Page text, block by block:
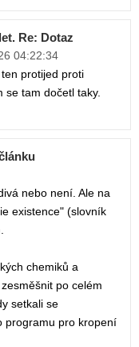
Re: Dotaz
04:22:34
protijed proti
se tam dočetl taky.
nebo není. Ale na
existence" (slovník
chemiků a
po celém
setkali se
programu pro kropení